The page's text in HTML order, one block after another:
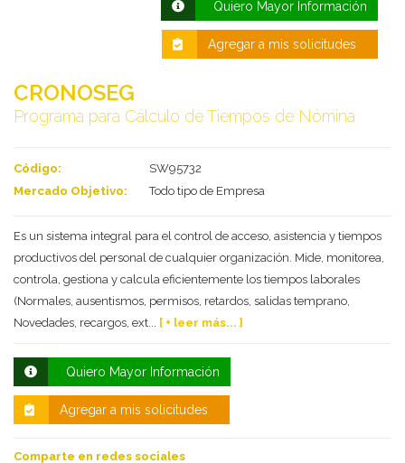
Servicios similares al solicitadoSI NO
Al enviar este formulario aceptas nuestra
política de tratamiento datos personales.
Enviar
Quiero Mayor Información
Agregar a mis solicitudes
CRONOSEG
Programa para Cálculo de Tiempos de Nómina
Código:
SW95732
Mercado Objetivo:
Todo tipo de Empresa
Es un sistema integral para el control de acceso, asistencia y tiempos
productivos del personal de cualquier organización. Mide, monitorea,
controla, gestiona y calcula eficientemente los tiempos laborales
(Normales, ausentismos, permisos, retardos, salidas temprano,
Novedades, recargos, ext... [ + leer más... ]
Quiero Mayor Información
Agregar a mis solicitudes
Comparte en redes sociales